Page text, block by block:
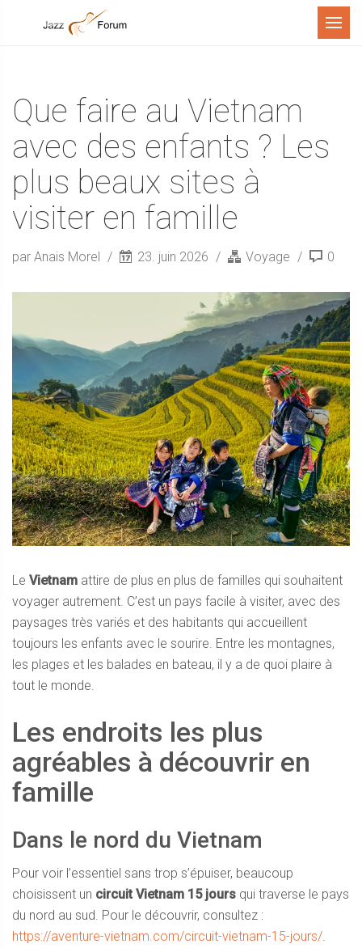
Menu
Que faire au Vietnam
avec des enfants ? Les
plus beaux sites à
visiter en famille
par Anais Morel 23. juin 2026 Voyage 0
Le Vietnam attire de plus en plus de familles qui souhaitent
voyager autrement. C’est un pays facile à visiter, avec des
paysages très variés et des habitants qui accueillent
toujours les enfants avec le sourire. Entre les montagnes,
les plages et les balades en bateau, il y a de quoi plaire à
tout le monde.
Les endroits les plus
agréables à découvrir en
famille
Dans le nord du Vietnam
Pour voir l’essentiel sans trop s’épuiser, beaucoup
choisissent un circuit Vietnam 15 jours qui traverse le pays
du nord au sud. Pour le découvrir, consultez :
https://aventure-vietnam.com/circuit-vietnam-15-jours/